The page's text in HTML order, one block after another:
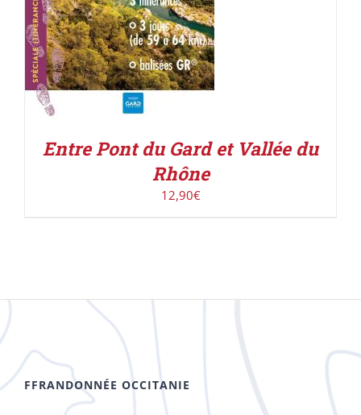
Entre Pont du Gard et Vallée du
Rhône
12,90€
FFRANDONNÉE OCCITANIE